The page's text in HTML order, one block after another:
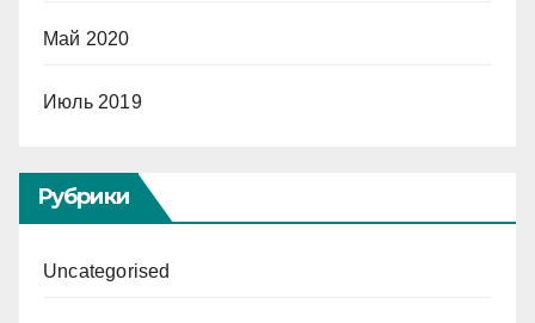
Май 2020
Июль 2019
Рубрики
Uncategorised